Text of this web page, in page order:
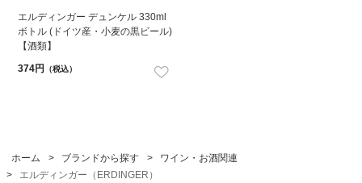
エルディンガー デュンケル 330ml
ボトル (ドイツ産・小麦の黒ビール)
【酒類】
374円
（税込）
ホーム > ブランドから探す >
ワイン・お酒関連
>
エルディンガー（ERDINGER）